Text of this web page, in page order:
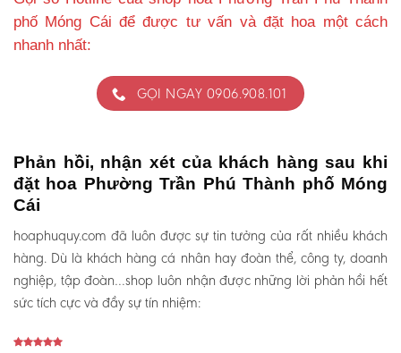
phố Móng Cái để được tư vấn và đặt hoa một cách
nhanh nhất:
GỌI NGAY 0906.908.101
Phản hồi, nhận xét của khách hàng sau khi
đặt hoa Phường Trần Phú Thành phố Móng
Cái
hoaphuquy.com đã luôn được sự tin tưởng của rất nhiều khách
hàng. Dù là khách hàng cá nhân hay đoàn thể, công ty, doanh
nghiệp, tập đoàn…shop luôn nhận được những lời phản hồi hết
sức tích cực và đầy sự tín nhiệm: